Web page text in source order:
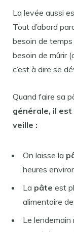
La levée aussi
Tout d’abord
besoin de temps
besoin de mûrir
c’est à dire se
Quand faire sa
générale, il
veille :
On laisse la
heures
La pâte est
alimentaire
Le